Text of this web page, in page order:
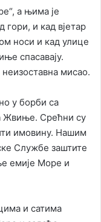
а њима је
гори, и кад вјетар
носи и кад улице
спасавају.
мисао.
у борби са
Жвиње. Срећни су
имовину. Нашим
Службе заштите
емије Море и
и сатима